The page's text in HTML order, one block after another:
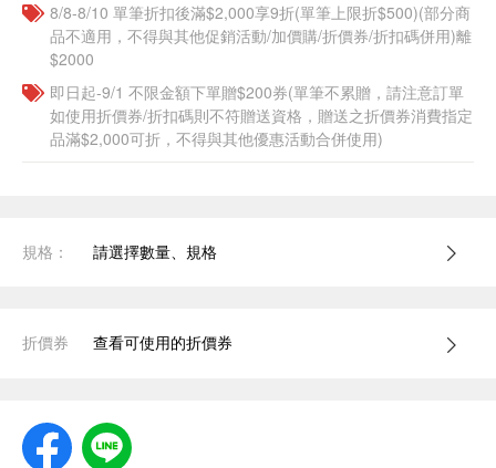
8/8-8/10 單筆折扣後滿$2,000享9折(單筆上限折$500)(部分商
品不適用，不得與其他促銷活動/加價購/折價券/折扣碼併用)離
$2000
即日起-9/1 不限金額下單贈$200券(單筆不累贈，請注意訂單
如使用折價券/折扣碼則不符贈送資格，贈送之折價券消費指定
品滿$2,000可折，不得與其他優惠活動合併使用)
規格： 請選擇數量、規格
折價券 查看可使用的折價券